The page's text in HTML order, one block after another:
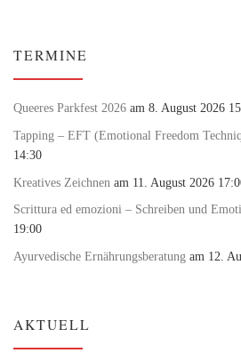
TERMINE
Queeres Parkfest 2026 am 8. August 2026
Tapping – EFT (Emotional Freedom
14:30
Kreatives Zeichnen am 11. August 2026
Scrittura ed emozioni – Schreiben und
19:00
Ayurvedische Ernährungsberatung am 12.
AKTUELL